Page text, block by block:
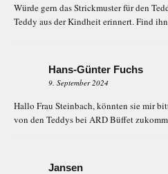
Würde gern das Strickmuster für den
Teddy aus der Kindheit erinnert. Find
Hans-Günter Fuchs
9. September 2024
Hallo Frau Steinbach, könnten sie mir
von den Teddys bei ARD Büffet
Jansen